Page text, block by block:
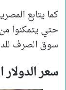
كما يتابع
حتي يتمكنوا
سوق الصرف
سعر